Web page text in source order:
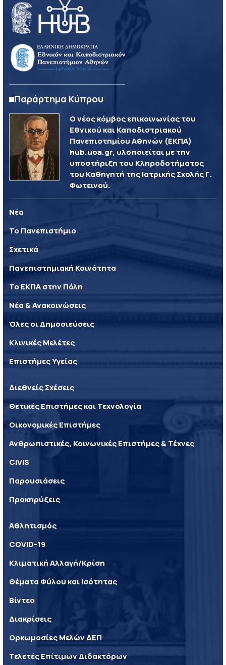
Παράρτημα Κύπρου
Ο νέος κόμβος επικοινωνίας του
Εθνικού και Καποδιστριακού
Πανεπιστημίου Αθηνών (ΕΚΠΑ)
hub.uoa.gr, υλοποιείται με την
υποστήριξη του Κληροδοτήματος
του Καθηγητή της Ιατρικής Σχολής Γ.
Φωτεινού.
Νέα
Το Πανεπιστήμιο
Σχετικά
Πανεπιστημιακή Κοινότητα
Το ΕΚΠΑ στην Πόλη
Νέα & Ανακοινώσεις
Όλες οι Δημοσιεύσεις
Κλινικές Μελέτες
Επιστήμες Υγείας
Διεθνείς Σχέσεις
Θετικές Επιστήμες και Τεχνολογία
Οικονομικές Επιστήμες
Ανθρωπιστικές, Κοινωνικές Επιστήμες & Τέχνες
CIVIS
Παρουσιάσεις
Προκηρύξεις
Αθλητισμός
COVID-19
Κλιματική Αλλαγή/Κρίση
Θέματα Φύλου και Ισότητας
Βίντεο
Διακρίσεις
Ορκωμοσίες Μελών ΔΕΠ
Τελετές Επίτιμων Διδακτόρων